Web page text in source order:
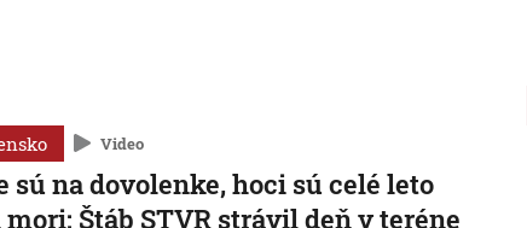
Video
sú na dovolenke, hoci sú celé leto
Štáb STVR strávil deň v teréne